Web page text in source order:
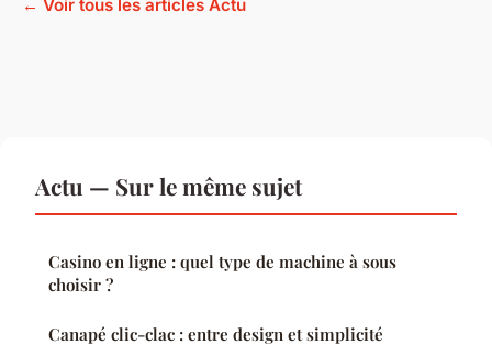
← Voir tous les articles Actu
Actu — Sur le même sujet
Casino en ligne : quel type de machine à sous
choisir ?
Canapé clic-clac : entre design et simplicité